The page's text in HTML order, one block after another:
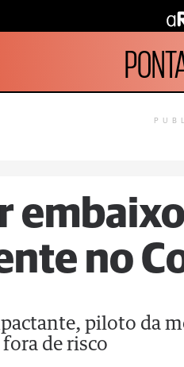
no
piloto da
de risco